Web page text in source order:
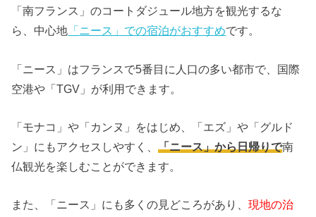
「南フランス」のコートダジュール地方を観光するな
ら、中心地 「 ニース」での宿泊がおすすめです。
「ニース」はフランスで5番目に人口の多い都市で、国際
空港や「TGV」が利用できます。
「モナコ」や「カンヌ」をはじめ、「エズ」や「グルド
ン」 にもアクセスしやすく、「ニース」から日帰りで南
仏観光を楽しむことができます。
また、「ニース」にも多くの見どころがあり、現地の治